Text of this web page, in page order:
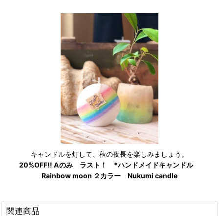
キャンドルを灯して、秋の夜長を楽しみましょう。
20%OFF!! Aのみ ラスト！ *ハンドメイドキャンドル
Rainbow moon ２カラー Nukumi candle
関連商品